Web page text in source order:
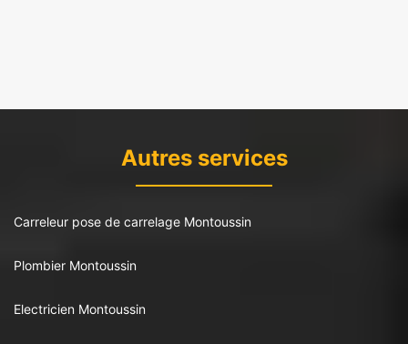
Autres services
Carreleur pose de carrelage Montoussin
Plombier Montoussin
Electricien Montoussin